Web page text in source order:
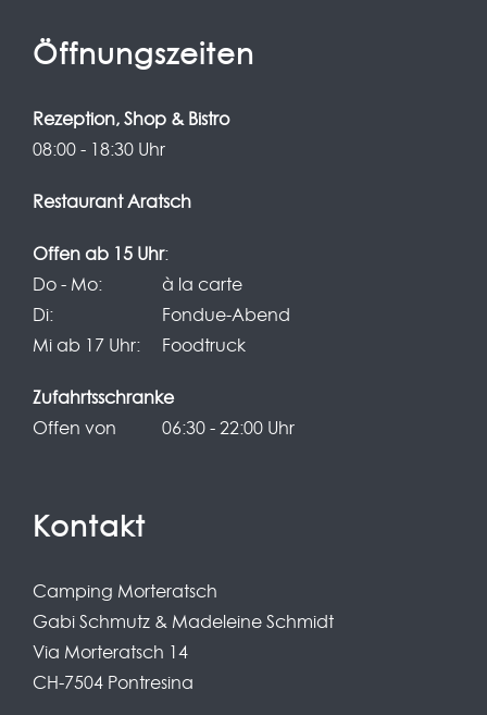
Öffnungs­zeiten
Rezeption, Shop & Bistro
08:00 - 18:30 Uhr
Restaurant Aratsch
Offen ab 15 Uhr:
Do - Mo:
à la carte
Di:
Fondue-Abend
Mi ab 17 Uhr:
Foodtruck
Zufahrtsschranke
Offen von
06:30 - 22:00 Uhr
Kontakt
Camping Morteratsch
Gabi Schmutz & Madeleine Schmidt
Via Morteratsch 14
CH-7504 Pontresina